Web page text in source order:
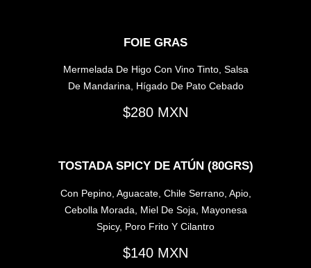
FOIE GRAS
Mermelada De Higo Con Vino Tinto, Salsa
De Mandarina, Hígado De Pato Cebado
280
TOSTADA SPICY DE ATÚN (80GRS)
Con Pepino, Aguacate, Chile Serrano, Apio,
Cebolla Morada, Miel De Soja, Mayonesa
Spicy, Poro Frito Y Cilantro
140